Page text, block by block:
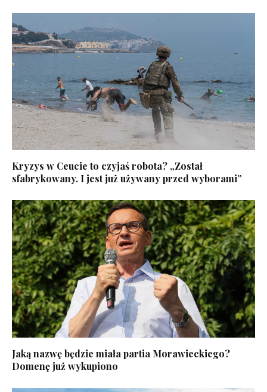
Kryzys w Ceucie to czyjaś robota? „Został
sfabrykowany. I jest już używany przed wyborami”
Jaką nazwę będzie miała partia Morawieckiego?
Domenę już wykupiono